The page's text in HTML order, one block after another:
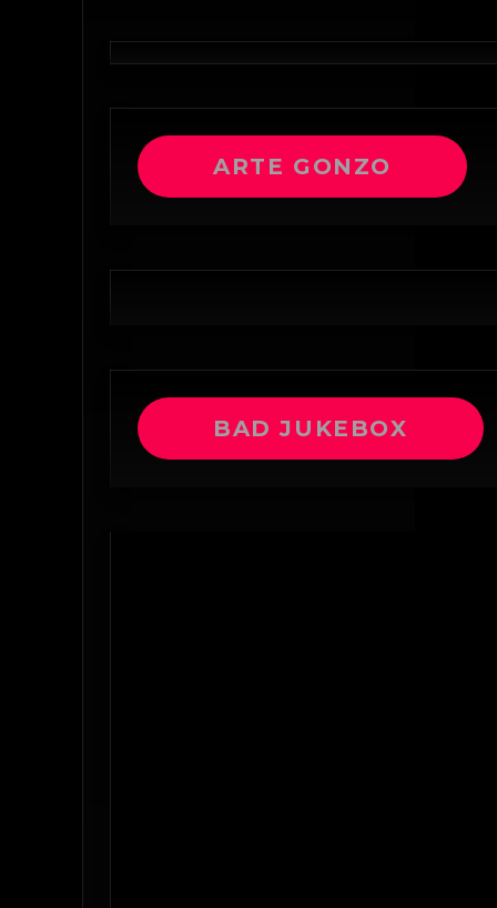
ARTE GONZO
BAD JUKEBOX